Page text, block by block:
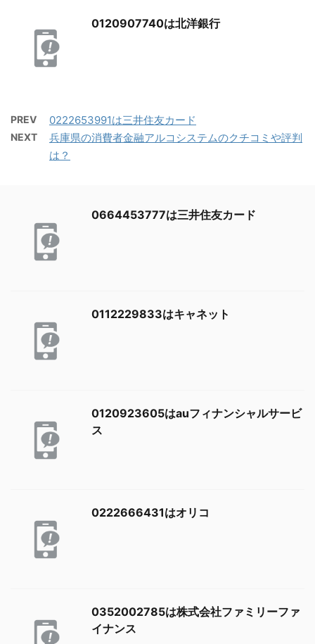
0120907740は北洋銀行
PREV 0222653991は三井住友カード
NEXT
兵庫県の消費者金融アルコシステムのクチコミや評判
は？
0664453777は三井住友カード
0112229833はキャネット
0120923605はauフィナンシャルサービ
ス
0222666431はオリコ
0352002785は株式会社ファミリーファ
イナンス